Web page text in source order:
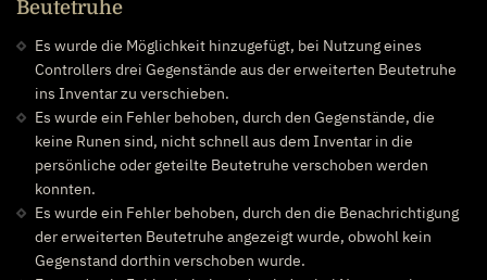
Beutetruhe
Es wurde die Möglichkeit hinzugefügt, bei Nutzung eines
Controllers drei Gegenstände aus der erweiterten Beutetruhe
ins Inventar zu verschieben.
Es wurde ein Fehler behoben, durch den Gegenstände, die
keine Runen sind, nicht schnell aus dem Inventar in die
persönliche oder geteilte Beutetruhe verschoben werden
konnten.
Es wurde ein Fehler behoben, durch den die Benachrichtigung
der erweiterten Beutetruhe angezeigt wurde, obwohl kein
Gegenstand dorthin verschoben wurde.